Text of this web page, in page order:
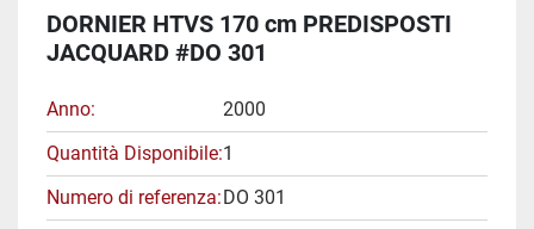
DORNIER HTVS 170 cm PREDISPOSTI
JACQUARD #DO 301
Anno
2000
Quantità Disponibile 1
Numero di referenza DO 301